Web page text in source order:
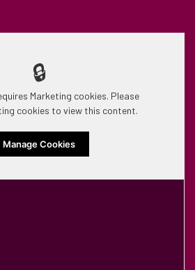
🔒
Marketing cookies. Please
cookies to view this content.
Manage Cookies